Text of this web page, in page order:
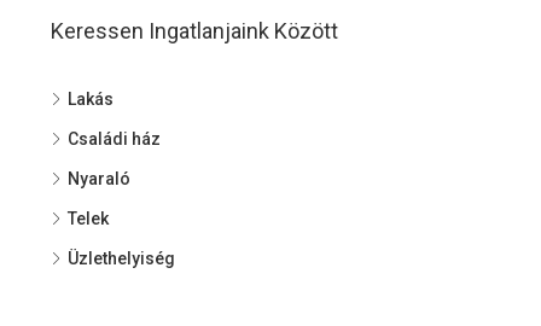
Keressen Ingatlanjaink Között
Lakás
Családi ház
Nyaraló
Telek
Üzlethelyiség